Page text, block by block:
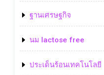
ฐานเศรษฐกิจ
นม lactose free
ประเด็นร้อนเทคโนโลยี